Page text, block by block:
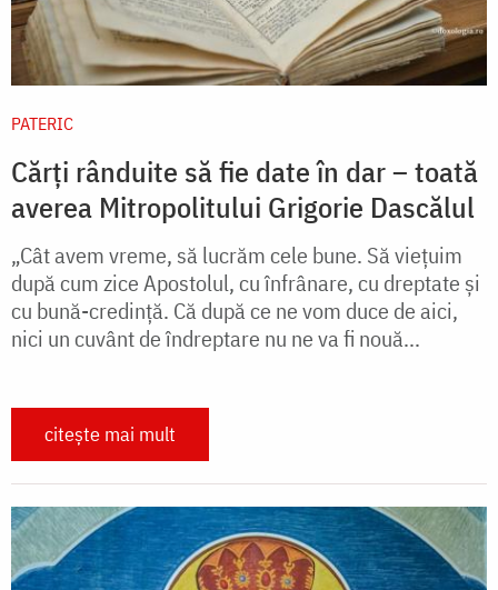
PATERIC
Cărți rânduite să fie date în dar – toată
averea Mitropolitului Grigorie Dascălul
„Cât avem vreme, să lucrăm cele bune. Să vieţuim
după cum zice Apostolul, cu înfrânare, cu dreptate şi
cu bună-credinţă. Că după ce ne vom duce de aici,
nici un cuvânt de îndreptare nu ne va fi nouă...
citește mai mult